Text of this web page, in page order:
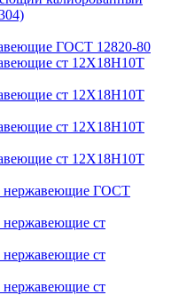
ГОСТ 12820-80
ст 12Х18Н10Т
ст 12Х18Н10Т
ст 12Х18Н10Т
ст 12Х18Н10Т
нержавеющие ГОСТ
ст
ст
ст